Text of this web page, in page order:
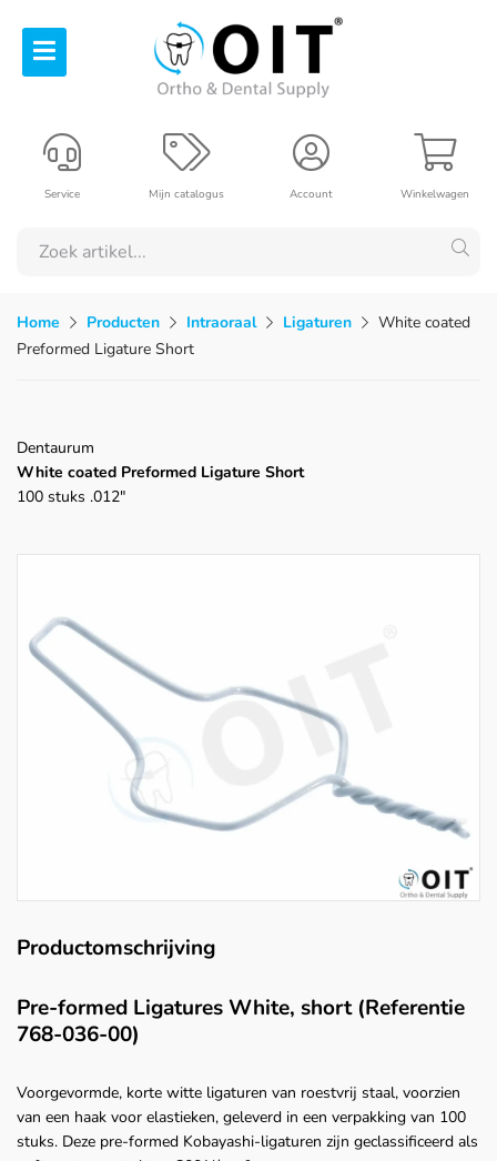
Winkelwagen
Account
Mijn catalogus
Service
Home Producten Intraoraal Ligaturen
White coated
Preformed Ligature Short
Dentaurum
White coated Preformed Ligature Short
100 stuks .012"
Productomschrijving
Pre-formed Ligatures White, short (Referentie
768‑036‑00)
Voorgevormde, korte witte ligaturen van roestvrij staal, voorzien
van een haak voor elastieken, geleverd in een verpakking van 100
stuks. Deze pre-formed Kobayashi-ligaturen zijn geclassificeerd als